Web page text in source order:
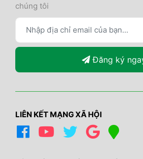
chúng tôi
Đăng ký
LIÊN KẾT MẠNG XÃ HỘI